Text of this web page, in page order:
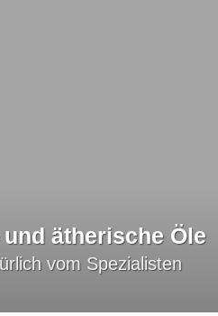
ätherische Öle
vom Spezialisten